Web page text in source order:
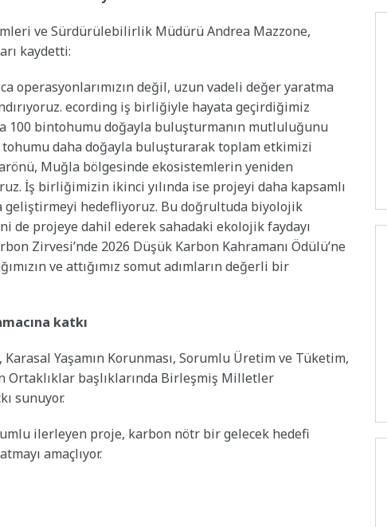
ve Sürdürülebilirlik Müdürü Andrea Mazzone,
kaydetti:
operasyonlarımızın değil, uzun vadeli değer yaratma
ecording iş birliğiyle hayata geçirdiğimiz
100 bintohumu doğayla buluşturmanın mutluluğunu
daha doğayla buluşturarak toplam etkimizi
Muğla bölgesinde ekosistemlerin yeniden
İş birliğimizin ikinci yılında ise projeyi daha kapsamlı
geliştirmeyi hedefliyoruz. Bu doğrultuda biyolojik
projeye dahil ederek sahadaki ekolojik faydayı
Zirvesi’nde 2026 Düşük Karbon Kahramanı Ödülü’ne
ve attığımız somut adımların değerli bir
katkı
Yaşamın Korunması, Sorumlu Üretim ve Tüketim,
Ortaklıklar başlıklarında Birleşmiş Milletler
sunuyor.
ilerleyen proje, karbon nötr bir gelecek hedefi
amaçlıyor.